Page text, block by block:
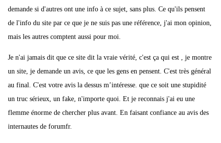
demande si d'autres ont une info à ce sujet, sans plus. Ce qu'ils pensent
de l'info du site par ce que je ne suis pas une référence, j'ai mon opinion,
mais les autres comptent aussi pour moi.
Je n'ai jamais dit que ce site dit la vraie vérité, c'est ça qui est , je montre
un site, je demande un avis, ce que les gens en pensent. C'est très général
au final. C'est votre avis la dessus m’intéresse. que ce soit une stupidité
un truc sérieux, un fake, n'importe quoi. Et je reconnais j'ai eu une
flemme énorme de chercher plus avant. En faisant confiance au avis des
internautes de forumfr.